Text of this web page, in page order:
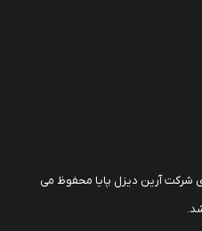
شرکت آرین دیزل پایا محفوظ می